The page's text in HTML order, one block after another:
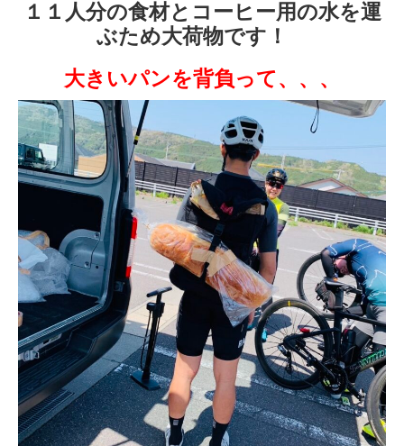
１１人分の食材とコーヒー用の水を運
ぶため大荷物です！
大きいパンを背負って、、、